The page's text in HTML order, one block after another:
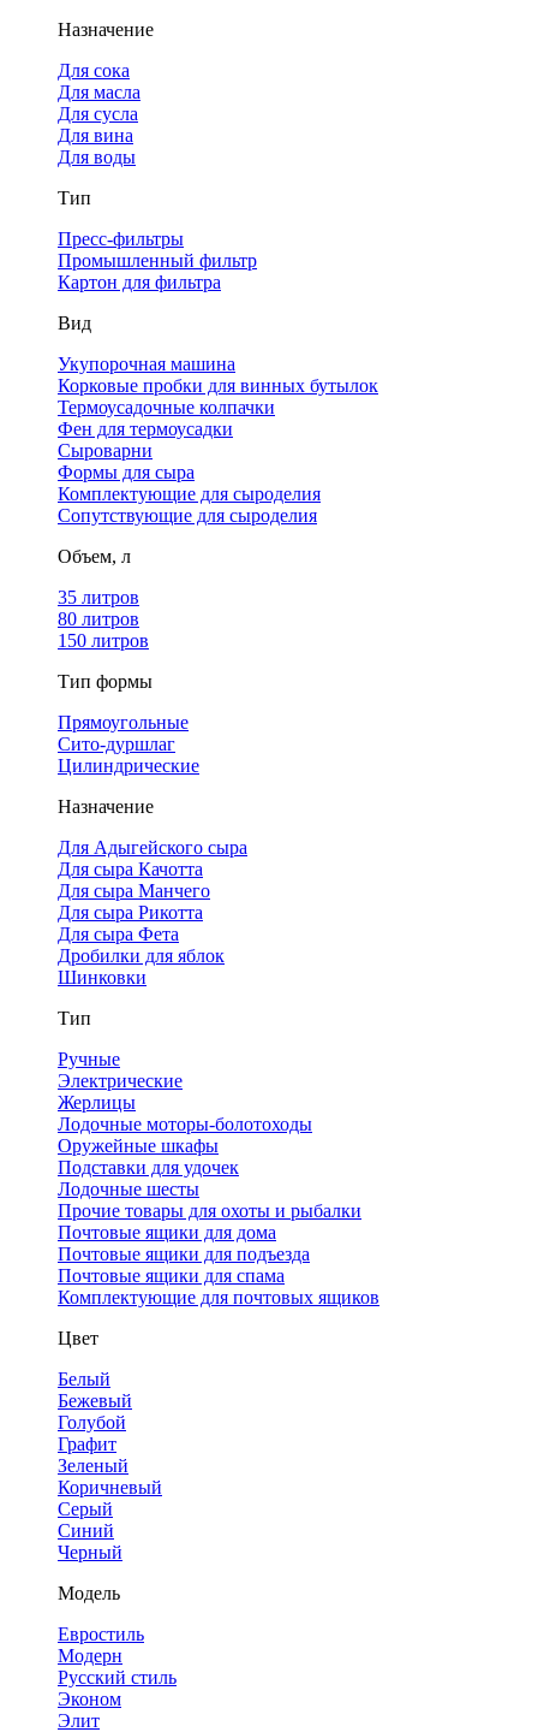
Назначение
Для сока
Для масла
Для сусла
Для вина
Для воды
Тип
Пресс-фильтры
Промышленный фильтр
Картон для фильтра
Вид
Укупорочная машина
Корковые пробки для винных бутылок
Термоусадочные колпачки
Фен для термоусадки
Сыроварни
Формы для сыра
Комплектующие для сыроделия
Сопутствующие для сыроделия
Объем, л
35 литров
80 литров
150 литров
Тип формы
Прямоугольные
Сито-дуршлаг
Цилиндрические
Назначение
Для Адыгейского сыра
Для сыра Качотта
Для сыра Манчего
Для сыра Рикотта
Для сыра Фета
Дробилки для яблок
Шинковки
Тип
Ручные
Электрические
Жерлицы
Лодочные моторы-болотоходы
Оружейные шкафы
Подставки для удочек
Лодочные шесты
Прочие товары для охоты и рыбалки
Почтовые ящики для дома
Почтовые ящики для подъезда
Почтовые ящики для спама
Комплектующие для почтовых ящиков
Цвет
Белый
Бежевый
Голубой
Графит
Зеленый
Коричневый
Серый
Синий
Черный
Модель
Евростиль
Модерн
Русский стиль
Эконом
Элит